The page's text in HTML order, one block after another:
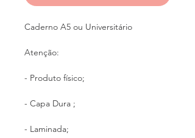
Caderno A5 ou Universitário
Atenção:
- Produto físico;
- Capa Dura ;
- Laminada;